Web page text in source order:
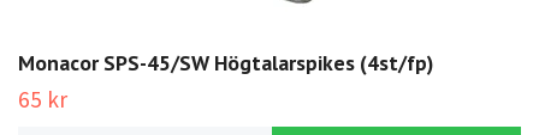
Monacor SPS-45/SW Högtalarspikes (4st/fp)
65 kr